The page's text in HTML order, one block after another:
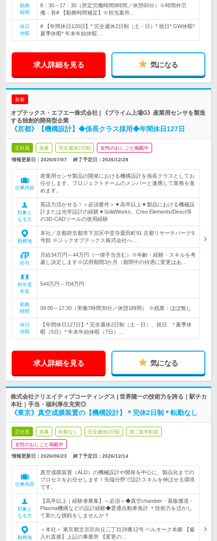
勤務
時間
8：30～17：30（所定労働時間8時間／休憩60分）※時間外労
働：有# 【勤務時間補足】※担当案件…
休日
休暇
# 【年間休日120日】* 完全週休2日制（土・日）* 祝日* GW休暇*
夏季休暇* 年末年始休暇…
求人詳細を見る 気になる
新着
オプテックス・エフエー株式会社 | 《プライム上場G》産業用センサを製造
する独創的開発型企業
《京都》【機構設計】◆係長クラス採用◆年間休日127日
正社員 急募 完全週休2日制 女性のおしごと掲載中
情報更新日：2026/07/07 終了予定日： 2026/12/28
仕事内容
産業用センサ製品の開発における機構設計を係長クラスとしてお
任せします。プロジェクトチームのメンバーと連携して業務を進
めます。
対象と
なる方
英語力活かせる！＜必須要件＞▼高卒以上▼製品における機械設
計または光学設計の経験▼SolidWorks、Creo Elements/Direct等
の3D-CADツールの使用経験
勤務地
本社／京都府京都市下京区中堂寺粟田町91 京都リサーチパーク9
号館 ※ジックオプテックス株式会社へ…
給与
月給34万円～44万円（一律手当含む）※年齢・経験・スキルを考
慮し決定します※試用期間3か月（期間中の待遇に変更はあ…
初年度
年収
544万円～704万円
勤務
時間
09:00～17:30（実働7時間30分／休憩1時間） ※残業：ほぼ無し
休日
休暇
【年間休日127日】* 完全週休2日制（土・日）、祝日 * 夏季休
暇（5日）* 年末年始休暇（7日）…
求人詳細を見る 気になる
株式会社クリエイティブコーティングス | 世界随一の技術力を誇る｜駅チカ
本社｜手当・福利厚生充実◎
《東京》真空成膜装置の【機構設計】＊完休2日制＊転勤なし
正社員 急募 転勤なし 完全週休2日制 第二新卒歓迎
女性のおしごと掲載中
情報更新日：2026/06/23 終了予定日： 2026/12/14
仕事内容
真空成膜装置（ALD）の機械設計や開発を中心に、製品化までの
プロセスをお任せします！先端分野で設計スキルを伸ばせる環境
です。
対象と
なる方
【高卒以上｜経験者募集】＜必須＞◆真空chamber・基板搬送・
Plasma機構などの設計経験◆普通自動車免許 ＊技術力を活かし
て新たな挑戦をしませんか？
勤務地
＜本社＞ 東京都文京区向丘二丁目28番12号 ベルオーク本郷 【雇
入れ直後】上記の事業所 【変更の…